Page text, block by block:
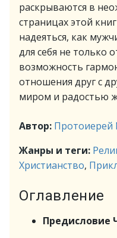
раскрываются в
страницах этой
надеяться, как
для себя не только
возможность
отношения друг с
миром и радостью
Автор: Протоиерей
Жанры и теги:
Христианство,
Оглавление
Предисловие